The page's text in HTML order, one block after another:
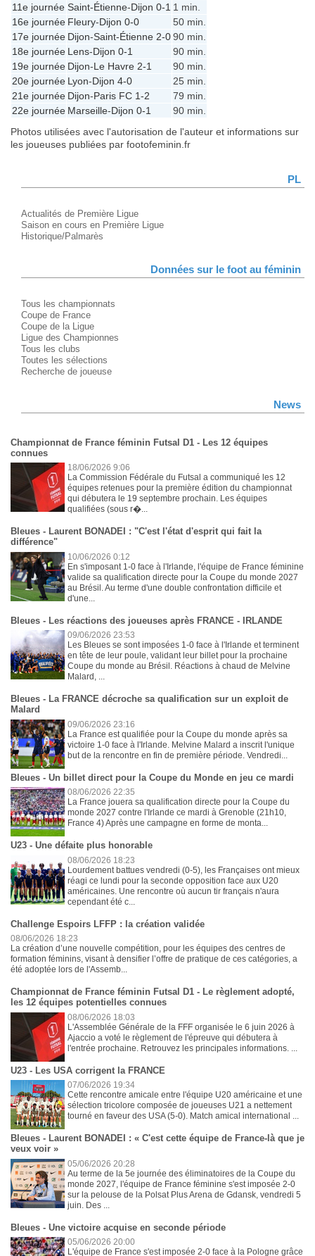
11e journée Saint-Étienne-Dijon 0-1 1 min.
16e journée Fleury-Dijon 0-0
50 min.
17e journée Dijon-Saint-Étienne 2-090 min.
18e journée Lens-Dijon 0-1
90 min.
19e journée Dijon-Le Havre 2-1
90 min.
20e journée Lyon-Dijon 4-0
25 min.
21e journée Dijon-Paris FC 1-2
79 min.
22e journée Marseille-Dijon 0-1
90 min.
Photos utilisées avec l'autorisation de l'auteur et informations sur
les joueuses publiées par footofeminin.fr
PL
Actualités de Première Ligue
Saison en cours en Première Ligue
Historique/Palmarès
Données sur le foot au féminin
Tous les championnats
Coupe de France
Coupe de la Ligue
Ligue des Championnes
Tous les clubs
Toutes les sélections
Recherche de joueuse
News
Championnat de France féminin Futsal D1 - Les 12 équipes
connues
18/06/2026 9:06
La Commission Fédérale du Futsal a communiqué les 12
équipes retenues pour la première édition du championnat
qui débutera le 19 septembre prochain. Les équipes
qualifiées (sous r�...
Bleues - Laurent BONADEI : "C'est l'état d'esprit qui fait la
différence"
10/06/2026 0:12
En s'imposant 1-0 face à l'Irlande, l'équipe de France féminine
valide sa qualification directe pour la Coupe du monde 2027
au Brésil. Au terme d'une double confrontation difficile et
d'une...
Bleues - Les réactions des joueuses après FRANCE - IRLANDE
09/06/2026 23:53
Les Bleues se sont imposées 1-0 face à l'Irlande et terminent
en tête de leur poule, validant leur billet pour la prochaine
Coupe du monde au Brésil. Réactions à chaud de Melvine
Malard, ...
Bleues - La FRANCE décroche sa qualification sur un exploit de
Malard
09/06/2026 23:16
La France est qualifiée pour la Coupe du monde après sa
victoire 1-0 face à l'Irlande. Melvine Malard a inscrit l'unique
but de la rencontre en fin de première période. Vendredi...
Bleues - Un billet direct pour la Coupe du Monde en jeu ce mardi
08/06/2026 22:35
La France jouera sa qualification directe pour la Coupe du
monde 2027 contre l'Irlande ce mardi à Grenoble (21h10,
France 4) Après une campagne en forme de monta...
U23 - Une défaite plus honorable
08/06/2026 18:23
Lourdement battues vendredi (0-5), les Françaises ont mieux
réagi ce lundi pour la seconde opposition face aux U20
américaines. Une rencontre où aucun tir français n'aura
cependant été c...
Challenge Espoirs LFFP : la création validée
08/06/2026 18:23
La création d’une nouvelle compétition, pour les équipes des centres de
formation féminins, visant à densifier l’offre de pratique de ces catégories, a
été adoptée lors de l'Assemb...
Championnat de France féminin Futsal D1 - Le règlement adopté,
les 12 équipes potentielles connues
08/06/2026 18:03
L'Assemblée Générale de la FFF organisée le 6 juin 2026 à
Ajaccio a voté le règlement de l'épreuve qui débutera à
l'entrée prochaine. Retrouvez les principales informations. ...
U23 - Les USA corrigent la FRANCE
07/06/2026 19:34
Cette rencontre amicale entre l'équipe U20 américaine et une
sélection tricolore composée de joueuses U21 a nettement
tourné en faveur des USA (5-0). Match amical international ...
Bleues - Laurent BONADEI : « C'est cette équipe de France-là que je
veux voir »
05/06/2026 20:28
Au terme de la 5e journée des éliminatoires de la Coupe du
monde 2027, l'équipe de France féminine s'est imposée 2-0
sur la pelouse de la Polsat Plus Arena de Gdansk, vendredi 5
juin. Des ...
Bleues - Une victoire acquise en seconde période
05/06/2026 20:00
L'équipe de France s'est imposée 2-0 face à la Pologne grâce